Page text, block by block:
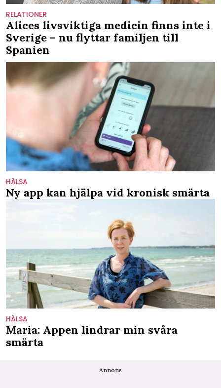
RELATIONER
Alices livsviktiga medicin finns inte i
Sverige – nu flyttar familjen till
Spanien
HÄLSA
Ny app kan hjälpa vid kronisk smärta
HÄLSA
Maria: Appen lindrar min svåra
smärta
Annons